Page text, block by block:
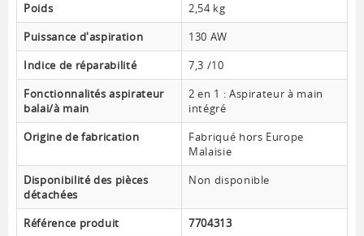
Poids
2,54 kg
Puissance d'aspiration
130 AW
Indice de réparabilité
7,3 /10
Fonctionnalités aspirateur
balai/à main
2 en 1 : Aspirateur à main
intégré
Origine de fabrication
Fabriqué hors Europe
Malaisie
Disponibilité des pièces
détachées
Non disponible
Référence produit 7704313